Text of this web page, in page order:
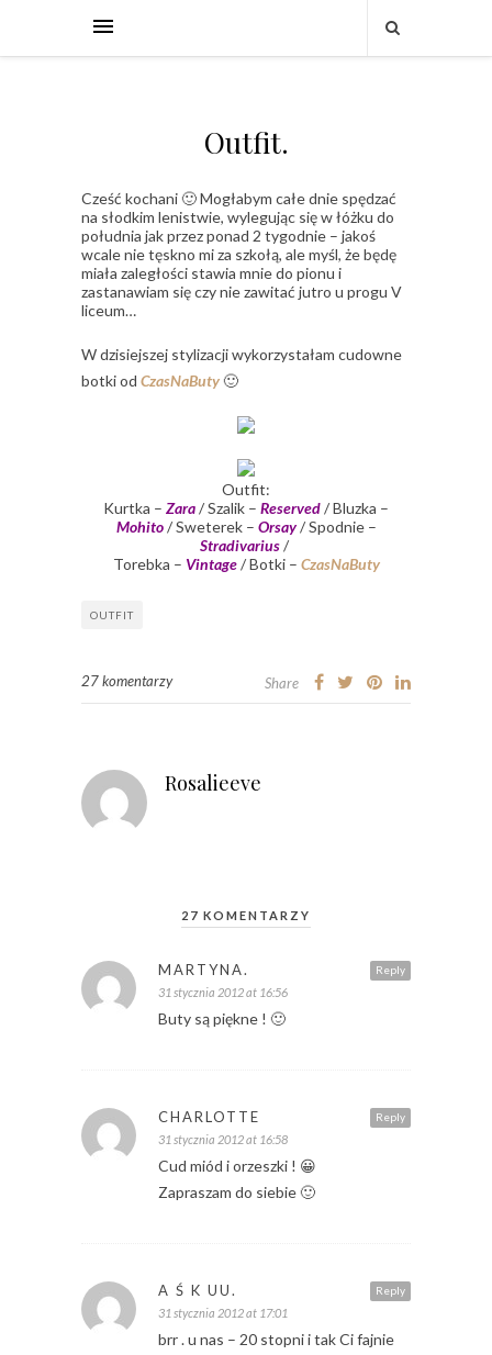
Outfit.
Cześć kochani 🙂 Mogłabym całe dnie spędzać
na słodkim lenistwie, wylegując się w łóżku do
południa jak przez ponad 2 tygodnie – jakoś
wcale nie tęskno mi za szkołą, ale myśl, że będę
miała zaległości stawia mnie do pionu i
zastanawiam się czy nie zawitać jutro u progu V
liceum…
W dzisiejszej stylizacji wykorzystałam cudowne
botki od CzasNaButy 🙂
Outfit:
Kurtka – Zara/ Szalik – Reserved/ Bluzka –
Mohito/ Sweterek – Orsay/ Spodnie –
Stradivarius/
Torebka – Vintage/ Botki – CzasNaButy
OUTFIT
27 komentarzy Share
Rosalieeve
27 KOMENTARZY
Reply
MARTYNA.
31 stycznia 2012 at 16:56
Buty są piękne ! 🙂
Reply
CHARLOTTE
31 stycznia 2012 at 16:58
Cud miód i orzeszki ! 😀
Zapraszam do siebie 🙂
Reply
A Ś K UU.
31 stycznia 2012 at 17:01
brr . u nas – 20 stopni i tak Ci fajnie